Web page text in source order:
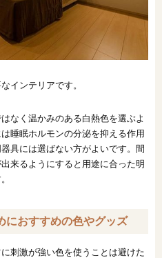
インテリアです。
なく温かみのある白熱色を選ぶよ
睡眠ホルモンの分泌を抑える作用
具には選ばない方がよいです。間
来るようにすると用途に合った明
におすすめの色やグッズ
刺激が強い色を使うことは避けた